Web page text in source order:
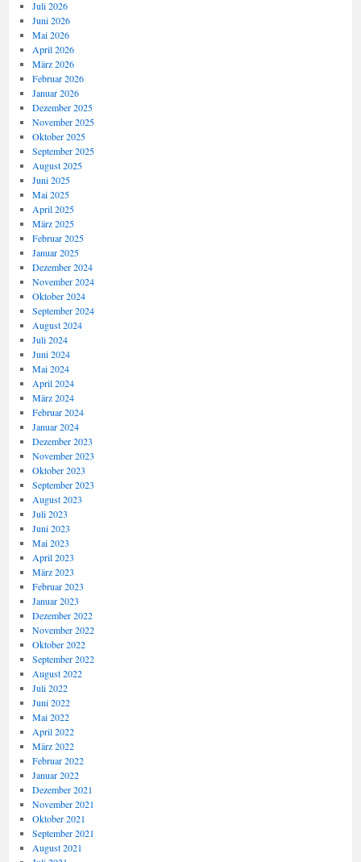
Juli 2026
Juni 2026
Mai 2026
April 2026
März 2026
Februar 2026
Januar 2026
Dezember 2025
November 2025
Oktober 2025
September 2025
August 2025
Juni 2025
Mai 2025
April 2025
März 2025
Februar 2025
Januar 2025
Dezember 2024
November 2024
Oktober 2024
September 2024
August 2024
Juli 2024
Juni 2024
Mai 2024
April 2024
März 2024
Februar 2024
Januar 2024
Dezember 2023
November 2023
Oktober 2023
September 2023
August 2023
Juli 2023
Juni 2023
Mai 2023
April 2023
März 2023
Februar 2023
Januar 2023
Dezember 2022
November 2022
Oktober 2022
September 2022
August 2022
Juli 2022
Juni 2022
Mai 2022
April 2022
März 2022
Februar 2022
Januar 2022
Dezember 2021
November 2021
Oktober 2021
September 2021
August 2021